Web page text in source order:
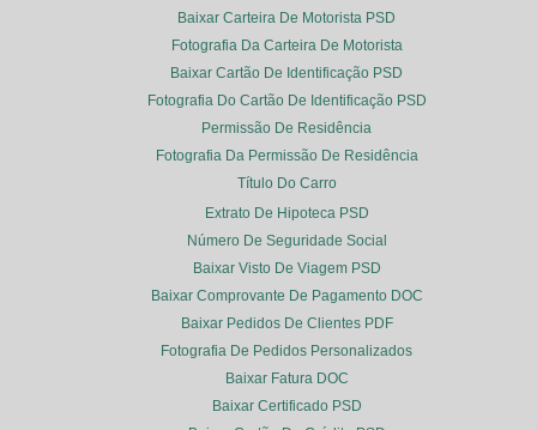
Baixar Carteira De Motorista PSD
Fotografia Da Carteira De Motorista
Baixar Cartão De Identificação PSD
Fotografia Do Cartão De Identificação PSD
Permissão De Residência
Fotografia Da Permissão De Residência
Título Do Carro
Extrato De Hipoteca PSD
Número De Seguridade Social
Baixar Visto De Viagem PSD
Baixar Comprovante De Pagamento DOC
Baixar Pedidos De Clientes PDF
Fotografia De Pedidos Personalizados
Baixar Fatura DOC
Baixar Certificado PSD